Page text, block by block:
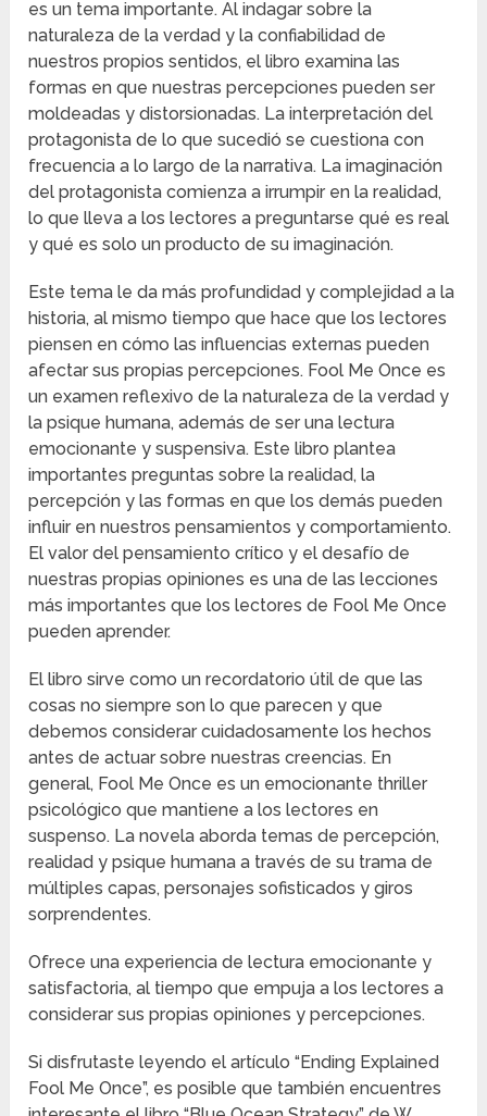
es un tema importante. Al indagar sobre la
naturaleza de la verdad y la confiabilidad de
nuestros propios sentidos, el libro examina las
formas en que nuestras percepciones pueden ser
moldeadas y distorsionadas. La interpretación del
protagonista de lo que sucedió se cuestiona con
frecuencia a lo largo de la narrativa. La imaginación
del protagonista comienza a irrumpir en la realidad,
lo que lleva a los lectores a preguntarse qué es real
y qué es solo un producto de su imaginación.
Este tema le da más profundidad y complejidad a la
historia, al mismo tiempo que hace que los lectores
piensen en cómo las influencias externas pueden
afectar sus propias percepciones. Fool Me Once es
un examen reflexivo de la naturaleza de la verdad y
la psique humana, además de ser una lectura
emocionante y suspensiva. Este libro plantea
importantes preguntas sobre la realidad, la
percepción y las formas en que los demás pueden
influir en nuestros pensamientos y comportamiento.
El valor del pensamiento crítico y el desafío de
nuestras propias opiniones es una de las lecciones
más importantes que los lectores de Fool Me Once
pueden aprender.
El libro sirve como un recordatorio útil de que las
cosas no siempre son lo que parecen y que
debemos considerar cuidadosamente los hechos
antes de actuar sobre nuestras creencias. En
general, Fool Me Once es un emocionante thriller
psicológico que mantiene a los lectores en
suspenso. La novela aborda temas de percepción,
realidad y psique humana a través de su trama de
múltiples capas, personajes sofisticados y giros
sorprendentes.
Ofrece una experiencia de lectura emocionante y
satisfactoria, al tiempo que empuja a los lectores a
considerar sus propias opiniones y percepciones.
Si disfrutaste leyendo el artículo “Ending Explained
Fool Me Once”, es posible que también encuentres